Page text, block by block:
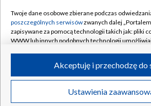
Rada Programowa
System NOS
Informacje o nadawcy
Program dla prasy
Ogłoszenie przetargowe
Kontakt
Kanały
©2026 Telewizja Polska S.A.
Twoje dane osobowe zbierane podczas
poszczególnych serwisówzwanych dalej
zapisywane za pomocą technologii takich jak: pliki
WWW lub innych podobnych technologii
ruchu w Internecie.
Twoje dane osobowe zbierane podczas
poszczególnych serwisówna Portalu, takie jak
Ustawienia
Akceptuję i przechodzę do